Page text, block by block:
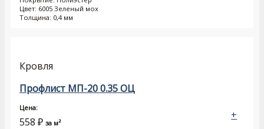
Цвет: 6005 Зеленый мох
Толщина: 0,4 мм
Кровля
Профлист МП-20 0.35 ОЦ
Цена:
558 ₽ за м²
+